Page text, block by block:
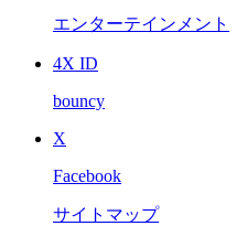
エンターテインメント
4X ID
bouncy
X
Facebook
サイトマップ